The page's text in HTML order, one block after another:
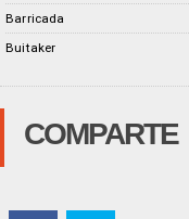
Barricada
Buitaker
COMPARTE